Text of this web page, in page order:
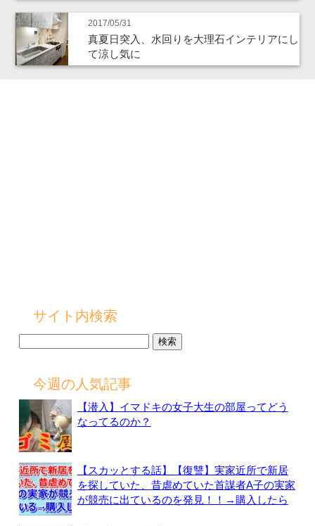
2017/05/31
真夏日突入、水回りを大理石インテリアにし
て涼し気に
サイト内検索
今週の人気記事
【潜入】イマドキの女子大生の部屋ってどう
なってるのか？
【スカッとする話】【復讐】実家近所で新居
を探していた、昔虐めていた首謀者A子の実家
が競売に出ているのを発見！！→購入したら